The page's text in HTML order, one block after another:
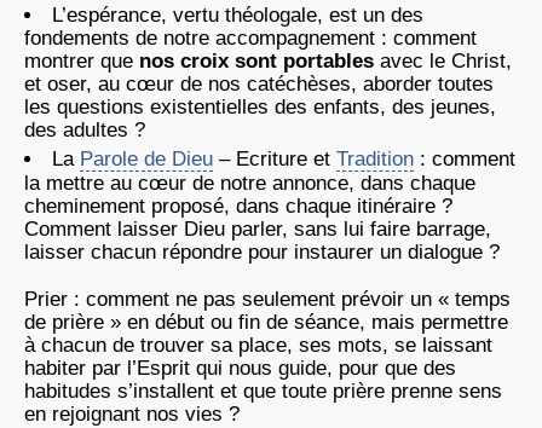
L’espérance, vertu théologale, est un des
fondements de notre accompagnement : comment
montrer que nos croix sont portables avec le Christ,
et oser, au cœur de nos catéchèses, aborder toutes
les questions existentielles des enfants, des jeunes,
des adultes ?
La Parole de Dieu – Ecriture et Tradition : comment
la mettre au cœur de notre annonce, dans chaque
cheminement proposé, dans chaque itinéraire ?
Comment laisser Dieu parler, sans lui faire barrage,
laisser chacun répondre pour instaurer un dialogue ?
Prier : comment ne pas seulement prévoir un « temps
de prière » en début ou fin de séance, mais permettre
à chacun de trouver sa place, ses mots, se laissant
habiter par l’Esprit qui nous guide, pour que des
habitudes s’installent et que toute prière prenne sens
en rejoignant nos vies ?